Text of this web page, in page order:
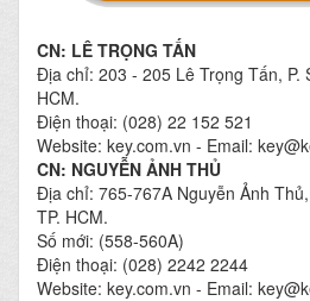
CN: LÊ TRỌNG TẤN
Địa chỉ: 203 - 205 Lê Trọng Tấn, P.
HCM.
Điện thoại: (028) 22 152 521
Website: key.com.vn - Email:
CN: NGUYỄN ẢNH THỦ
Địa chỉ: 765-767A Nguyễn Ảnh
TP. HCM.
Số mới: (558-560A)
Điện thoại: (028) 2242 2244
Website: key.com.vn - Email: